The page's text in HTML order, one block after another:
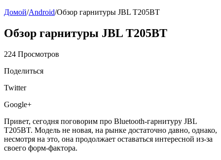
Домой/Android/Обзор гарнитуры JBL T205BT
Обзор гарнитуры JBL T205BT
224 Просмотров
Поделиться
Twitter
Google+
Привет, сегодня поговорим про Bluetooth-гарнитуру JBL
T205BT. Модель не новая, на рынке достаточно давно, однако,
несмотря на это, она продолжает оставаться интересной из-за
своего форм-фактора.